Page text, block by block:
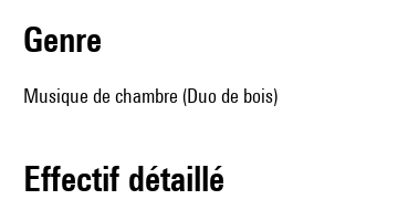
genre
Musique de chambre (Duo de bois)
effectif détaillé